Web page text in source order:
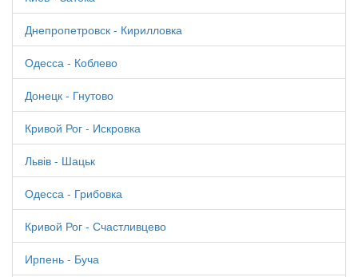
Днепропетровск - Кирилловка
Одесса - Коблево
Донецк - Гнутово
Кривой Рог - Искровка
Львів - Шацьк
Одесса - Грибовка
Кривой Рог - Счастливцево
Ирпень - Буча